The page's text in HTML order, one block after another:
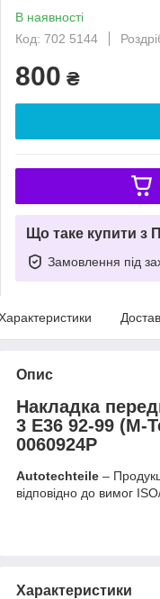
В наявності
Код: 702 5144
800 ₴
Що таке купити з
Замовлення під
Опис
Накладка
3 E36 92-99 (M-
0060924P
Autotechteile –
відповідно до вимог
Характеристики